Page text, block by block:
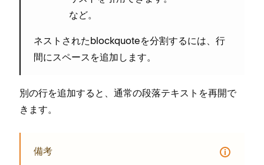
など⁠。
ネストされたblockquoteを分割するには⁠、行
間にスペ⁠ースを追加します⁠。
別の行を追加すると⁠、通常の段落テキストを再開で
きます⁠。
備考